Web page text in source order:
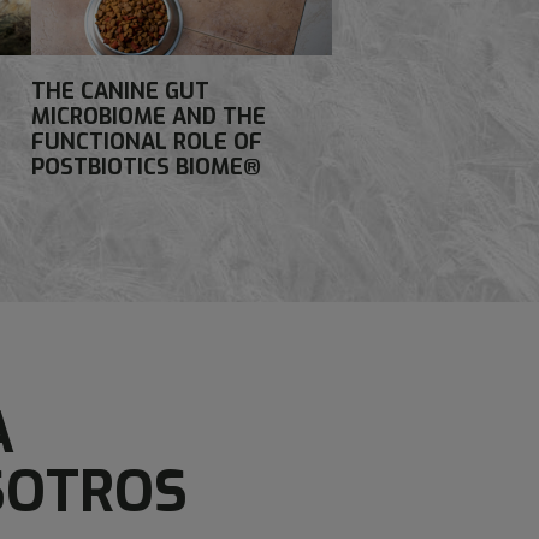
THE CANINE GUT
MICROBIOME AND THE
FUNCTIONAL ROLE OF
POSTBIOTICS BIOME®